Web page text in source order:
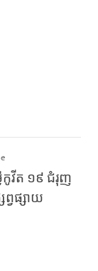
ងឺកូវីត ១៩ ជំរុញ
វផ្សាយ